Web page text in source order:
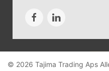
© 2026 Tajima Trading Aps